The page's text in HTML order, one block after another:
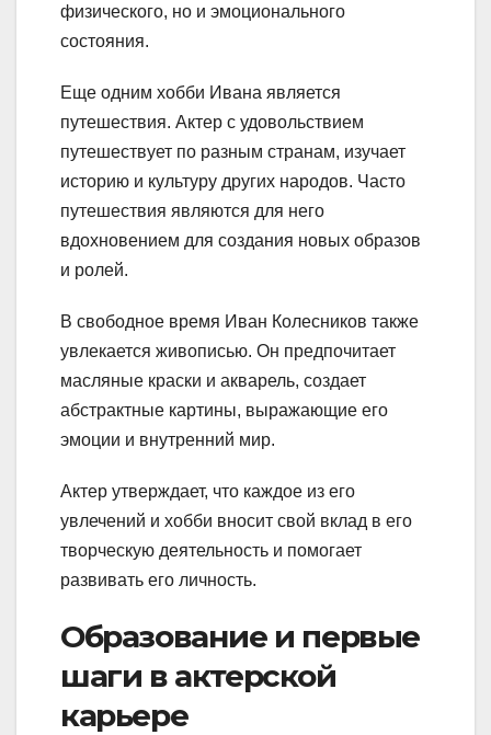
физического, но и эмоционального
состояния.
Еще одним хобби Ивана является
путешествия. Актер с удовольствием
путешествует по разным странам, изучает
историю и культуру других народов. Часто
путешествия являются для него
вдохновением для создания новых образов
и ролей.
В свободное время Иван Колесников также
увлекается живописью. Он предпочитает
масляные краски и акварель, создает
абстрактные картины, выражающие его
эмоции и внутренний мир.
Актер утверждает, что каждое из его
увлечений и хобби вносит свой вклад в его
творческую деятельность и помогает
развивать его личность.
Образование и первые
шаги в актерской
карьере